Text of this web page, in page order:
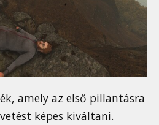
amely az első pillantásra
képes kiváltani.